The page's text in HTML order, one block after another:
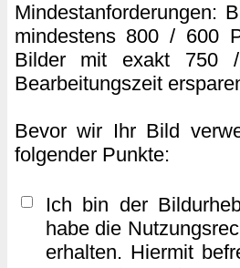
Mindestanforderungen:
mindestens 800 / 600
Bilder mit exakt 750
Bearbeitungszeit
Bevor wir Ihr Bild
folgender Punkte:
Ich bin der
habe die
erhalten. Hiermit